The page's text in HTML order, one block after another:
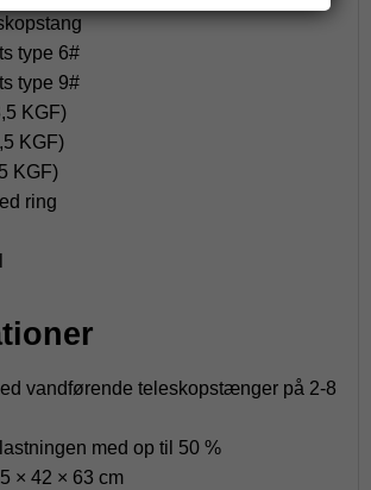
type 6#
type 9#
KGF)
KGF)
KGF)
ring
vandførende teleskopstænger på 2-8
med op til 50 %
× 42 × 63 cm